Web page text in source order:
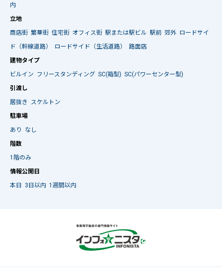
内
立地
商店街 繁華街 住宅街 オフィス街 駅または駅ビル 駅前 郊外 ロードサイ
ド（幹線道路）
ロードサイド（生活道路）
路面店
建物タイプ
ビルイン フリースタンディング SC(箱型) SC(パワーセンター型)
引渡し
居抜き
スケルトン
駐車場
あり
なし
階数
1階のみ
情報公開日
本日 3日以内 1週間以内